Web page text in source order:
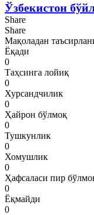
Ўзбекистон
Share
Share
Мақоладан
Ёқади
0
Таҳсинга лойиқ
0
Хурсандчилик
0
Ҳайрон бўлмоқ
0
Тушкунлик
0
Хомушлик
0
Ҳафсаласи пир
0
Ёқмайди
0